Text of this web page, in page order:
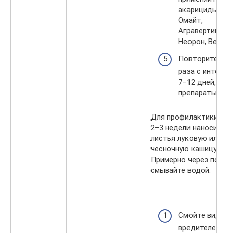
акарициды —
Омайт,
Агравертин,
Неорон,
Повторите
раза с
7–12 дней,
препараты.
Для профилактики
2–3 недели наносите
листья луковую или
чесночную кашицу.
Примерно через
смывайте водой.
Смойте
вредителей